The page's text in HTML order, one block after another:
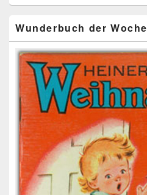
Bereich
Wunderbuch der Woche